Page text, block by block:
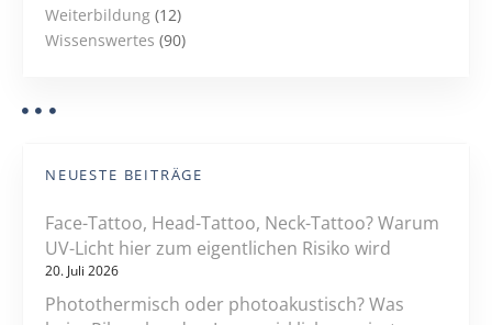
Weiterbildung (12)
Wissenswertes (90)
NEUESTE BEITRÄGE
Face-Tattoo, Head-Tattoo, Neck-Tattoo? Warum
UV-Licht hier zum eigentlichen Risiko wird
20. Juli 2026
Photothermisch oder photoakustisch? Was